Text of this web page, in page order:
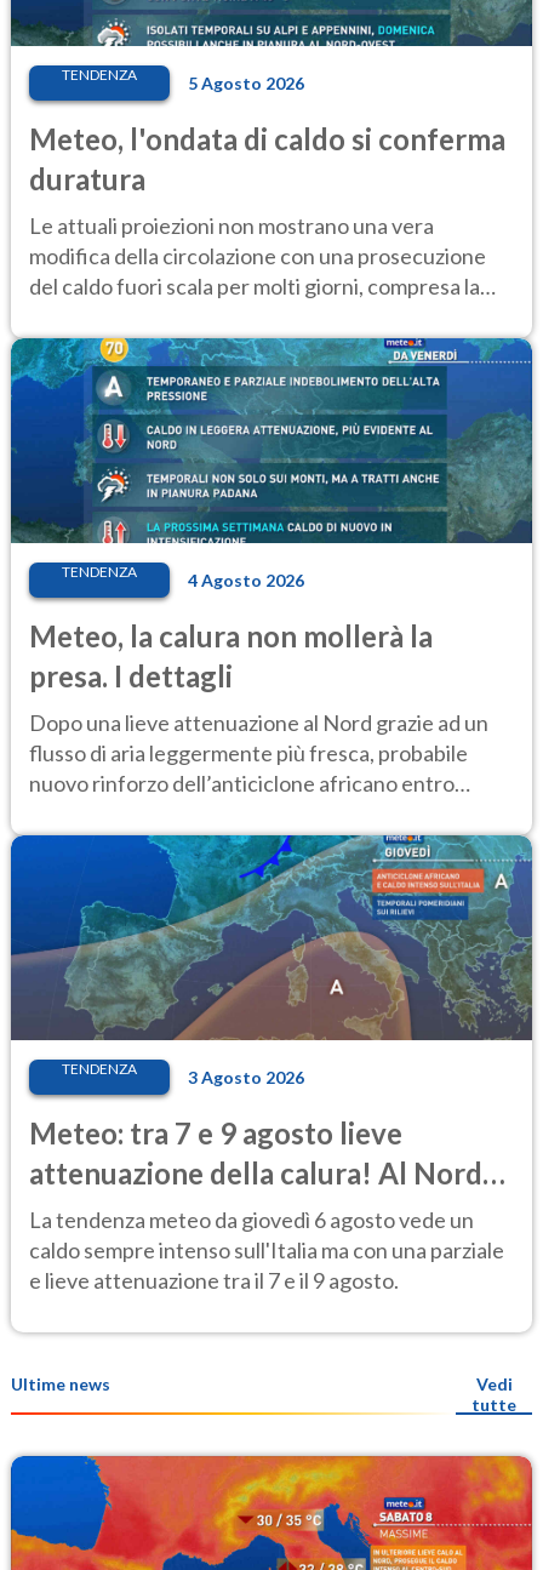
TENDENZA 5 Agosto 2026
Meteo, l'ondata di caldo si conferma
duratura
Le attuali proiezioni non mostrano una vera
modifica della circolazione con una prosecuzione
del caldo fuori scala per molti giorni, compresa la
TENDENZA 4 Agosto 2026
Meteo, la calura non mollerà la
presa. I dettagli
Dopo una lieve attenuazione al Nord grazie ad un
flusso di aria leggermente più fresca, probabile
nuovo rinforzo dell’anticiclone africano entro
TENDENZA 3 Agosto 2026
Meteo: tra 7 e 9 agosto lieve
attenuazione della calura! Al Nord
rischio temporali
La tendenza meteo da giovedì 6 agosto vede un
caldo sempre intenso sull'Italia ma con una parziale
e lieve attenuazione tra il 7 e il 9 agosto.
Ultime news
Vedi
tutte